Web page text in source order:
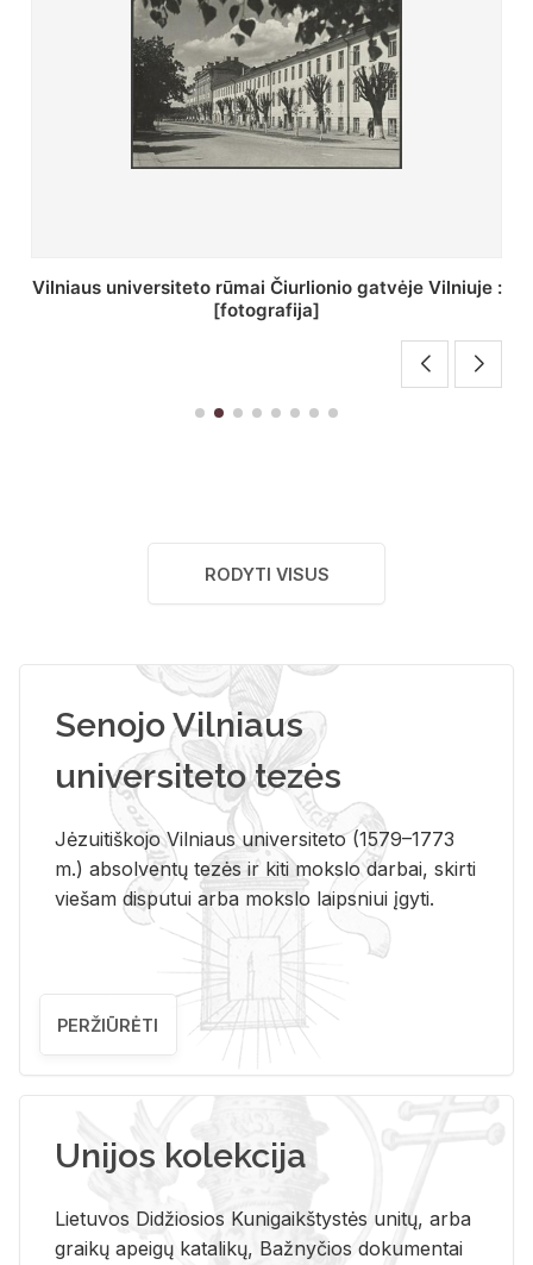
St. Batoro universiteto J. Pilsudskio kolegija :
[fotografija]
RODYTI VISUS
Senojo Vilniaus
universiteto tezės
Jėzuitiškojo Vilniaus universiteto (1579–1773
m.) absolventų tezės ir kiti mokslo darbai, skirti
viešam disputui arba mokslo laipsniui įgyti.
PERŽIŪRĖTI
Unijos kolekcija
Lietuvos Didžiosios Kunigaikštystės unitų, arba
graikų apeigų katalikų, Bažnyčios dokumentai